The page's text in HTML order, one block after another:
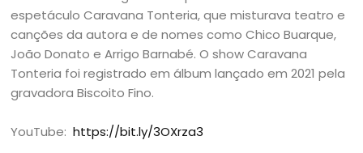
espetáculo Caravana Tonteria, que misturava teatro e
canções da autora e de nomes como Chico Buarque,
João Donato e Arrigo Barnabé. O show Caravana
Tonteria foi registrado em álbum lançado em 2021 pela
gravadora Biscoito Fino.
YouTube:https://bit.ly/3OXrza3